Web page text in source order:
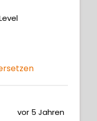
vor 5 Jahren